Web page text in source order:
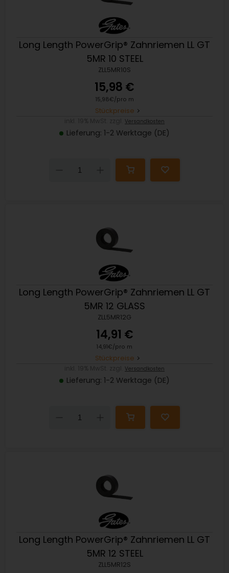
Long Length PowerGrip® Zahnriemen LL GT
5MR 10 STEEL
ZLL5MR10S
15,98 €
15,98€/pro m
Stückpreise
Versandkosten
Lieferung: 1-2 Werktage (DE)
Down
Long Length PowerGrip® Zahnriemen LL GT
5MR 12 GLASS
ZLL5MR12G
14,91 €
14,91€/pro m
Stückpreise
Versandkosten
Lieferung: 1-2 Werktage (DE)
Down
Long Length PowerGrip® Zahnriemen LL GT
5MR 12 STEEL
ZLL5MR12S